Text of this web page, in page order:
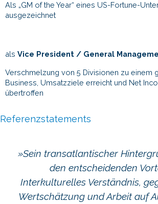
als Vice President / General
Verschmelzung von 5 Divisionen zu einem
Business, Umsatzziele erreicht und Net
übertroffen
Als „GM of the Year“ eines US-Fortune-
ausgezeichnet
Referenzstatements
»Sein transatlantischer
den entscheidenden
Interkulturelles Verständnis,
Wertschätzung und Arbeit auf